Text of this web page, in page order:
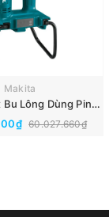
Makita
Máy Siết Cắt Bu Lông Dùng Pin 18Vx2 Makita DWT310ZK(Thân Máy)(BL)
60.027.660₫